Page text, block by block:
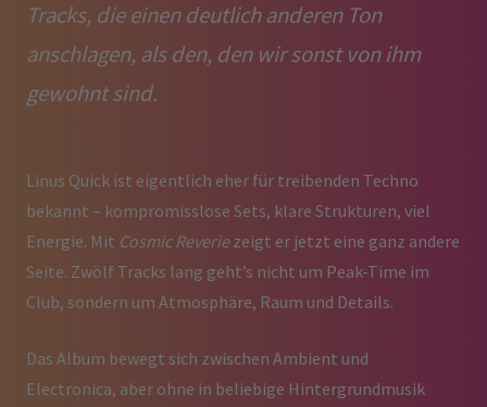
Tracks, die einen deutlich anderen Ton
anschlagen, als den, den wir sonst von ihm
gewohnt sind.
Linus Quick ist eigentlich eher für treibenden Techno
bekannt – kompromisslose Sets, klare Strukturen, viel
Energie. Mit Cosmic Reveriezeigt er jetzt eine ganz andere
Seite. Zwölf Tracks lang geht’s nicht um Peak-Time im
Club, sondern um Atmosphäre, Raum und Details.
Das Album bewegt sich zwischen Ambient und
Electronica, aber ohne in beliebige Hintergrundmusik